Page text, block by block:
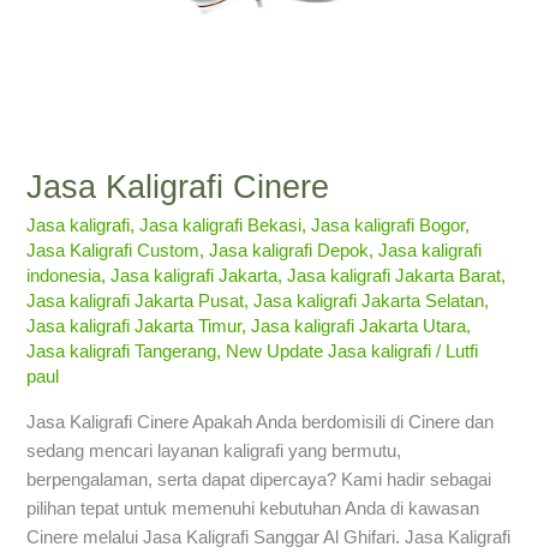
Jasa Kaligrafi Cinere
Jasa kaligrafi,Jasa kaligrafi Bekasi,Jasa kaligrafi Bogor,
Jasa Kaligrafi Custom,Jasa kaligrafi Depok,Jasa kaligrafi
indonesia,Jasa kaligrafi Jakarta,Jasa kaligrafi Jakarta Barat,
Jasa kaligrafi Jakarta Pusat,Jasa kaligrafi Jakarta Selatan,
Jasa kaligrafi Jakarta Timur,Jasa kaligrafi Jakarta Utara,
Jasa kaligrafi Tangerang, New Update Jasa kaligrafi / Lutfi
paul
Jasa Kaligrafi Cinere Apakah Anda berdomisili di Cinere dan
sedang mencari layanan kaligrafi yang bermutu,
berpengalaman, serta dapat dipercaya? Kami hadir sebagai
pilihan tepat untuk memenuhi kebutuhan Anda di kawasan
Cinere melalui Jasa Kaligrafi Sanggar Al Ghifari. Jasa Kaligrafi